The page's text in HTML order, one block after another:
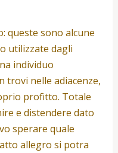
queste sono alcune
utilizzate dagli
individuo
trovi nelle adiacenze,
profitto. Totale
e distendere dato
sperare quale
allegro si potra